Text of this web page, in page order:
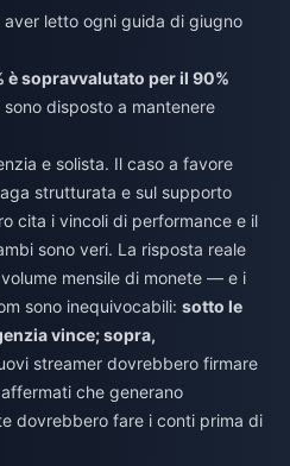
letto ogni guida di giugno
è sopravvalutato per il 90%
disposto a mantenere
e solista. Il caso a favore
strutturata e sul supporto
cita i vincoli di performance e il
sono veri. La risposta reale
mensile di monete — e i
sono inequivocabili: sotto le
vince; sopra,
streamer dovrebbero firmare
che generano
dovrebbero fare i conti prima di